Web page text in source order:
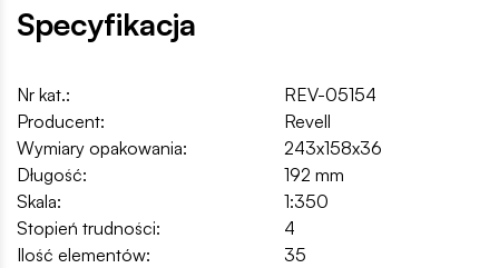
Specyfikacja
Nr kat.:
REV-05154
Producent:
Revell
Wymiary opakowania:
243x158x36
Długość:
192 mm
Skala:
1:350
Stopień trudności:
4
Ilość elementów:
35